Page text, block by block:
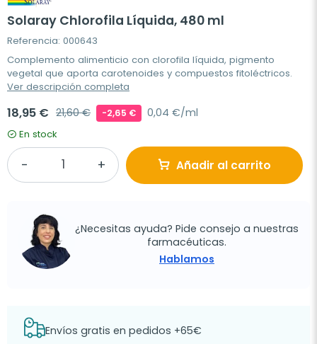
Solaray Chlorofila Líquida, 480 ml
Referencia: 000643
Complemento alimenticio con clorofila líquida, pigmento
vegetal que aporta carotenoides y compuestos fitoléctricos.
Ver descripción completa
18,95 € 21,60 € -2,65 € 0,04 €/ml
En stock
Añadir al carrito
¿Necesitas ayuda? Pide consejo a nuestras
farmacéuticas.
Hablamos
Envíos gratis en pedidos +65€